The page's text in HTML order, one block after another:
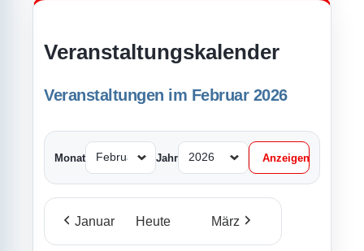
Veranstaltungskalender
Veranstaltungen im Februar 2026
Monat Jahr
Januar Heute März